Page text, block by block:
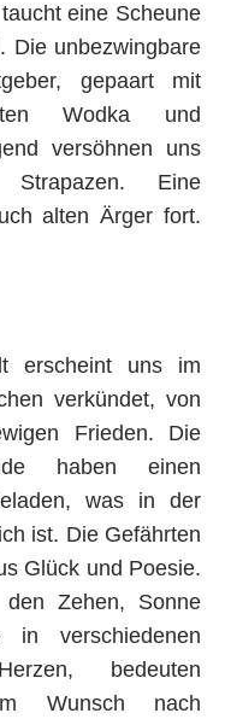
eine Scheune
Die unbezwingbare
gepaart mit
Wodka und
versöhnen uns
Eine
alten Ärger fort.
erscheint uns im
verkündet, von
Frieden. Die
haben einen
was in der
ist. Die Gefährten
Glück und Poesie.
Zehen, Sonne
verschiedenen
bedeuten
Wunsch nach